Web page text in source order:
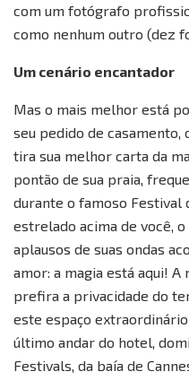
com um fotógrafo
como nenhum outro (dez
Um cenário encantador
Mas o mais melhor está
seu pedido de
tira sua melhor carta da
pontão de sua praia,
durante o famoso Festival
estrelado acima de você,
aplausos de suas ondas
amor: a magia está aqui!
prefira a privacidade do
este espaço
último andar do hotel,
Festivals, da baía de